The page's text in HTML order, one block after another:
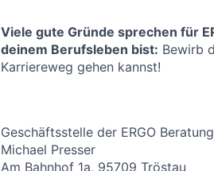
Viele gute Gründe sprechen für
deinem Berufsleben bist: Bewirb
Karriereweg gehen kannst!
Geschäftsstelle der ERGO
Michael Presser
Am Bahnhof 1a, 95709 Tröstau